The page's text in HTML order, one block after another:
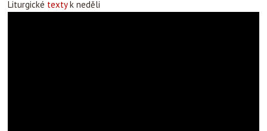
Liturgické textyk neděli